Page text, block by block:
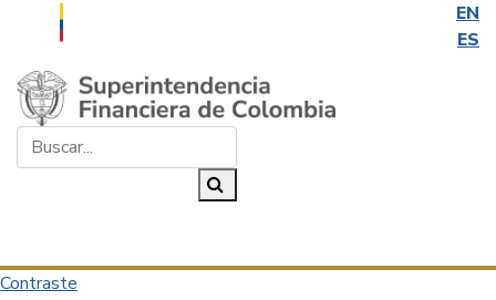
EN
ES
Saltar al contenido principal
Contraste